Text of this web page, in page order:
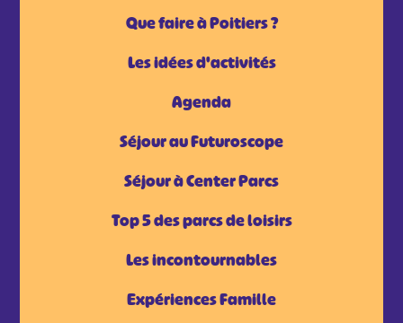
Que faire à Poitiers ?
Les idées d'activités
Agenda
Séjour au Futuroscope
Séjour à Center Parcs
Top 5 des parcs de loisirs
Les incontournables
Expériences Famille